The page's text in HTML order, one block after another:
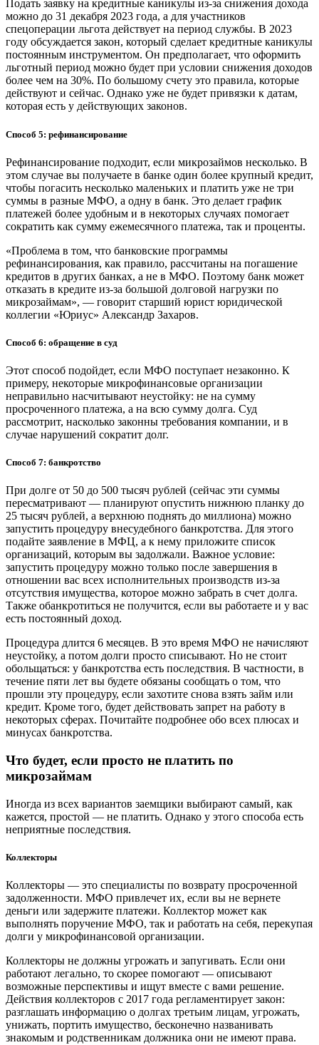
Подать заявку на кредитные каникулы из-за снижения дохода
можно до 31 декабря 2023 года, а для участников
спецоперации льгота действует на период службы. В 2023
году обсуждается закон, который сделает кредитные каникулы
постоянным инструментом. Он предполагает, что оформить
льготный период можно будет при условии снижения доходов
более чем на 30%. По большому счету это правила, которые
действуют и сейчас. Однако уже не будет привязки к датам,
которая есть у действующих законов.
Способ 5: рефинансирование
Рефинансирование подходит, если микрозаймов несколько. В
этом случае вы получаете в банке один более крупный кредит,
чтобы погасить несколько маленьких и платить уже не три
суммы в разные МФО, а одну в банк. Это делает график
платежей более удобным и в некоторых случаях помогает
сократить как сумму ежемесячного платежа, так и проценты.
«Проблема в том, что банковские программы
рефинансирования, как правило, рассчитаны на погашение
кредитов в других банках, а не в МФО. Поэтому банк может
отказать в кредите из-за большой долговой нагрузки по
микрозаймам», — говорит старший юрист юридической
коллегии «Юриус» Александр Захаров.
Способ 6: обращение в суд
Этот способ подойдет, если МФО поступает незаконно. К
примеру, некоторые микрофинансовые организации
неправильно насчитывают неустойку: не на сумму
просроченного платежа, а на всю сумму долга. Суд
рассмотрит, насколько законны требования компании, и в
случае нарушений сократит долг.
Способ 7: банкротство
При долге от 50 до 500 тысяч рублей (сейчас эти суммы
пересматривают — планируют опустить нижнюю планку до
25 тысяч рублей, а верхнюю поднять до миллиона) можно
запустить процедуру внесудебного банкротства. Для этого
подайте заявление в МФЦ, а к нему приложите список
организаций, которым вы задолжали. Важное условие:
запустить процедуру можно только после завершения в
отношении вас всех исполнительных производств из-за
отсутствия имущества, которое можно забрать в счет долга.
Также обанкротиться не получится, если вы работаете и у вас
есть постоянный доход.
Процедура длится 6 месяцев. В это время МФО не начисляют
неустойку, а потом долги просто списывают. Но не стоит
обольщаться: у банкротства есть последствия. В частности, в
течение пяти лет вы будете обязаны сообщать о том, что
прошли эту процедуру, если захотите снова взять займ или
кредит. Кроме того, будет действовать запрет на работу в
некоторых сферах. Почитайте подробнее обо всех плюсах и
минусах банкротства.
Что будет, если просто не платить по
микрозаймам
Иногда из всех вариантов заемщики выбирают самый, как
кажется, простой — не платить. Однако у этого способа есть
неприятные последствия.
Коллекторы
Коллекторы — это специалисты по возврату просроченной
задолженности. МФО привлечет их, если вы не вернете
деньги или задержите платежи. Коллектор может как
выполнять поручение МФО, так и работать на себя, перекупая
долги у микрофинансовой организации.
Коллекторы не должны угрожать и запугивать. Если они
работают легально, то скорее помогают — описывают
возможные перспективы и ищут вместе с вами решение.
Действия коллекторов с 2017 года регламентирует закон:
разглашать информацию о долгах третьим лицам, угрожать,
унижать, портить имущество, бесконечно названивать
знакомым и родственникам должника они не имеют права.